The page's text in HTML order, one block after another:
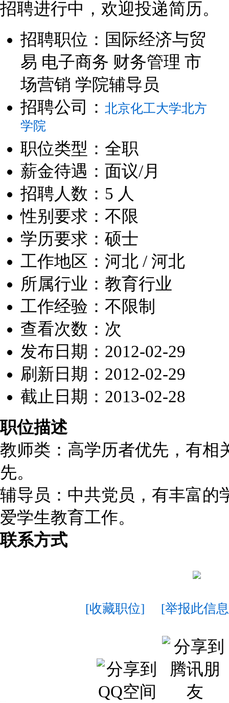
招聘进行中，欢迎投递简历。
招聘职位：国际经济与贸
易 电子商务 财务管理 市
场营销 学院辅导员
招聘公司： 北京化工大学北方
学院
职位类型：全职
薪金待遇：面议/月
招聘人数：5 人
性别要求：不限
学历要求：硕士
工作地区：河北 / 河北
所属行业：教育行业
工作经验：不限制
查看次数： 次
发布日期：2012-02-29
刷新日期：2012-02-29
截止日期：2013-02-28
职位描述
教师类：高学历者优先，有相
先。
辅导员：中共党员，有丰富的
爱学生教育工作。
联系方式
[收藏职位] [举报此信